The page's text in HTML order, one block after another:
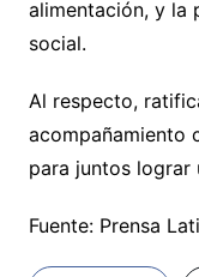
alimentación, y la
social.
Al respecto,
acompañamiento
para juntos lograr
Fuente: Prensa